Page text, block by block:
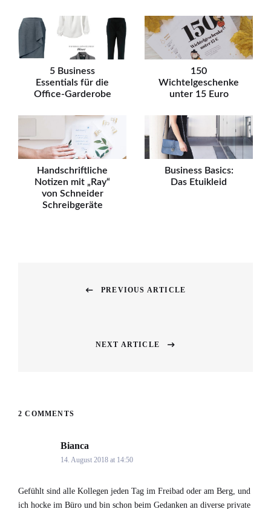
5 Business
Essentials für die
Office-Garderobe
150
Wichtelgeschenke
unter 15 Euro
Handschriftliche
Notizen mit „Ray“
von Schneider
Schreibgeräte
Business Basics:
Das Etuikleid
PREVIOUS ARTICLE
NEXT ARTICLE
2 COMMENTS
Bianca
14. August 2018 at 14:50
Gefühlt sind alle Kollegen jeden Tag im Freibad oder am Berg, und
ich hocke im Büro und bin schon beim Gedanken an diverse private